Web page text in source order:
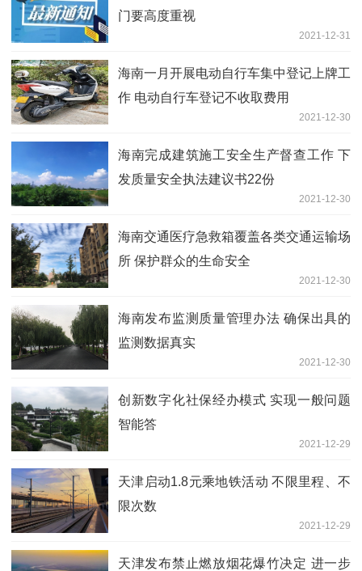
门要高度重视
2021-12-31
海南一月开展电动自行车集中登记上牌工
作 电动自行车登记不收取费用
2021-12-30
海南完成建筑施工安全生产督查工作 下
发质量安全执法建议书22份
2021-12-30
海南交通医疗急救箱覆盖各类交通运输场
所 保护群众的生命安全
2021-12-30
海南发布监测质量管理办法 确保出具的
监测数据真实
2021-12-30
创新数字化社保经办模式 实现一般问题
智能答
2021-12-29
天津启动1.8元乘地铁活动 不限里程、不
限次数
2021-12-29
天津发布禁止燃放烟花爆竹决定 进一步